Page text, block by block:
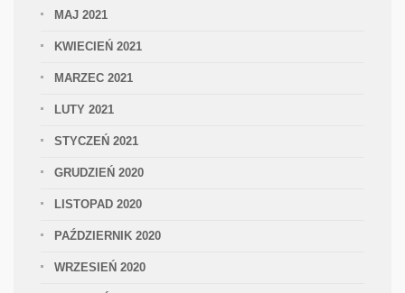
MAJ 2021
KWIECIEŃ 2021
MARZEC 2021
LUTY 2021
STYCZEŃ 2021
GRUDZIEŃ 2020
LISTOPAD 2020
PAŹDZIERNIK 2020
WRZESIEŃ 2020